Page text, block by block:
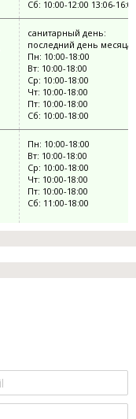
Сб: 10:00-12:00 13:06-16:00
санитарный день:
последний день месяца
Пн: 10:00-18:00
Вт: 10:00-18:00
Ср: 10:00-18:00
Чт: 10:00-18:00
Пт: 10:00-18:00
Сб: 10:00-18:00
Пн: 10:00-18:00
Вт: 10:00-18:00
Ср: 10:00-18:00
Чт: 10:00-18:00
Пт: 10:00-18:00
Сб: 11:00-18:00